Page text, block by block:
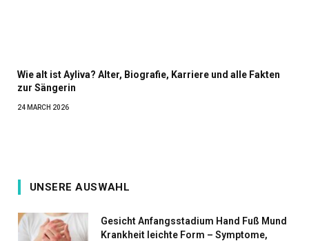
Wie alt ist Ayliva? Alter, Biografie, Karriere und alle Fakten
zur Sängerin
24 MARCH 2026
UNSERE AUSWAHL
Gesicht Anfangsstadium Hand Fuß Mund
Krankheit leichte Form – Symptome,